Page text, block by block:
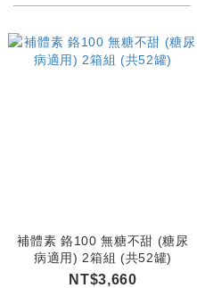
補體素 鉻100 無糖不甜 (糖尿
病適用) 2箱組 (共52罐)
NT$3,660